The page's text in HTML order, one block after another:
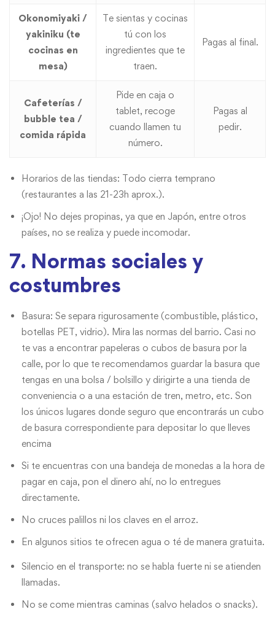
Okonomiyaki /
yakiniku (te
cocinas en
mesa)
Te sientas y cocinas
tú con los
ingredientes que te
traen.
Pagas al final.
Cafeterías /
bubble tea /
comida rápida
Pide en caja o
tablet, recoge
cuando llamen tu
número.
Pagas al
pedir.
Horarios de las tiendas: Todo cierra temprano
(restaurantes a las 21-23h aprox.).
¡Ojo! No dejes propinas, ya que en Japón, entre otros
países, no se realiza y puede incomodar.
7. Normas sociales y
costumbres
Basura: Se separa rigurosamente (combustible, plástico,
botellas PET, vidrio). Mira las normas del barrio. Casi no
te vas a encontrar papeleras o cubos de basura por la
calle, por lo que te recomendamos guardar la basura que
tengas en una bolsa / bolsillo y dirigirte a una tienda de
conveniencia o a una estación de tren, metro, etc. Son
los únicos lugares donde seguro que encontrarás un cubo
de basura correspondiente para depositar lo que lleves
encima
Si te encuentras con una bandeja de monedas a la hora de
pagar en caja, pon el dinero ahí, no lo entregues
directamente.
No cruces palillos ni los claves en el arroz.
En algunos sitios te ofrecen agua o té de manera gratuita.
Silencio en el transporte: no se habla fuerte ni se atienden
llamadas.
No se come mientras caminas (salvo helados o snacks).